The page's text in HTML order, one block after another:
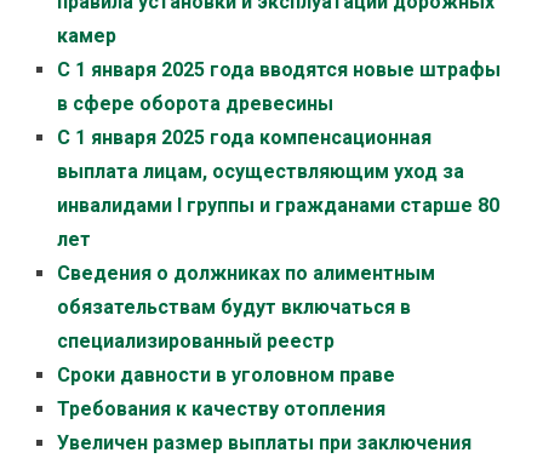
камер
С 1 января 2025 года вводятся новые штрафы
в сфере оборота древесины
С 1 января 2025 года компенсационная
выплата лицам, осуществляющим уход за
инвалидами I группы и гражданами старше 80
лет
Сведения о должниках по алиментным
обязательствам будут включаться в
специализированный реестр
Сроки давности в уголовном праве
Требования к качеству отопления
Увеличен размер выплаты при заключения